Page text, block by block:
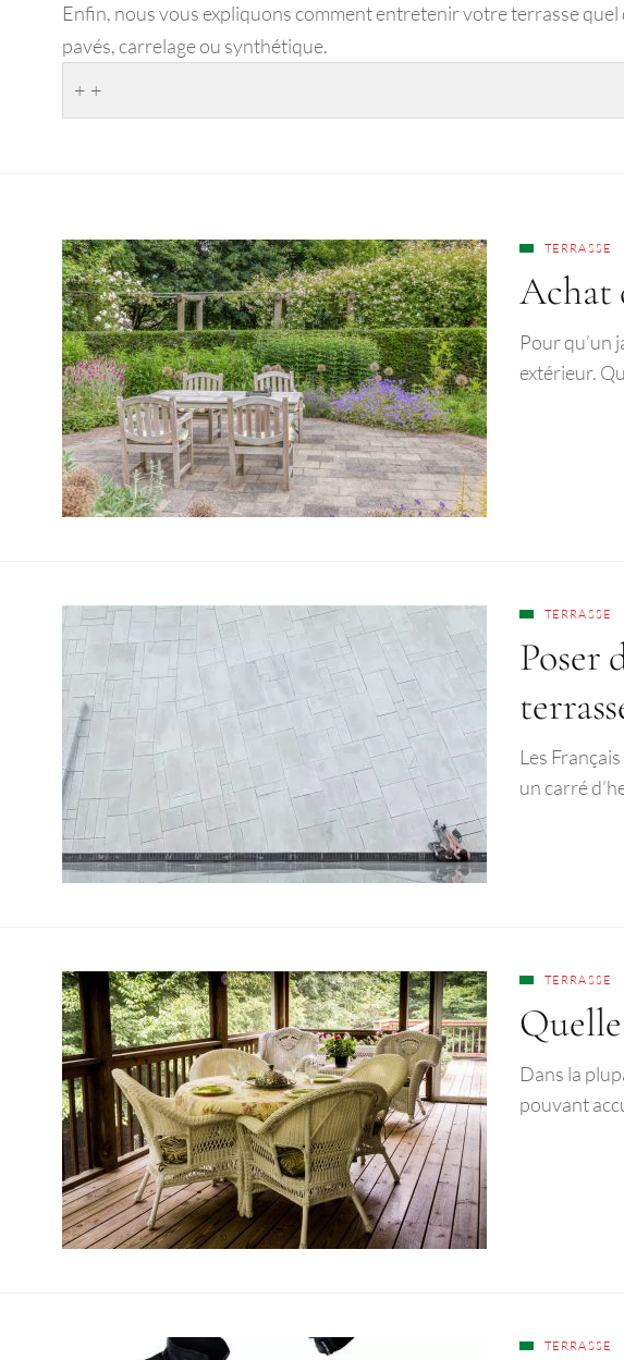
Enfin, nous vous expliquons comment entretenir votre terrasse
pavés, carrelage ou synthétique.
+
TERRASSE
Achat
Pour qu’un
extérieur.
TERRASSE
Poser
Les
un carré
TERRASSE
Dans la
pouvant
TERRASSE